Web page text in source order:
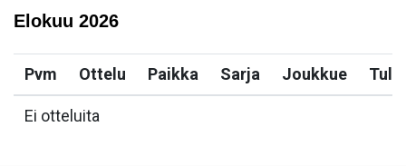
Elokuu 2026
Pvm Ottelu Paikka Sarja Joukkue
Ei otteluita